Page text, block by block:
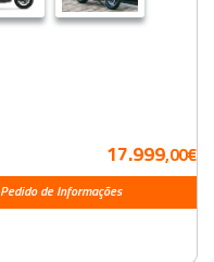
17.999,00€
Pedido de Informações